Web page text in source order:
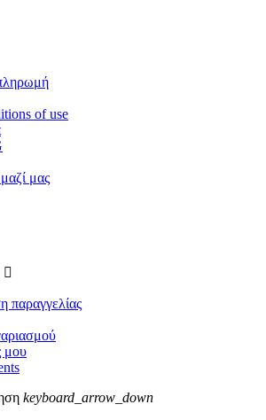
of use
μας

παραγγελίας
μου
keyboard_arrow_down